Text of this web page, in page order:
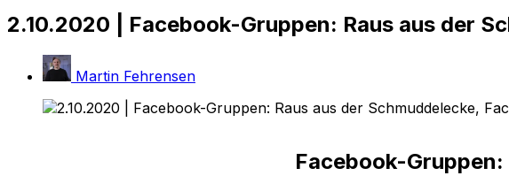
2.10.2020 | Facebook-Gruppen: Raus aus der
Martin Fehrensen
Facebook-Gruppen: